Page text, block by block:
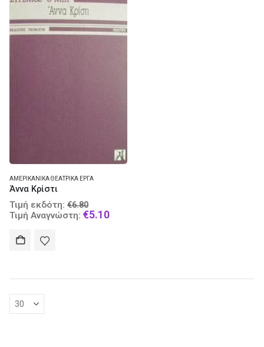
ΑΜΕΡΙΚΑΝΙΚΆ ΘΕΑΤΡΙΚΆ ΈΡΓΑ
Άννα Κρίστι
Τιμή εκδότη: €6.80
price
Τιμή Αναγνώστη: €5.10Current